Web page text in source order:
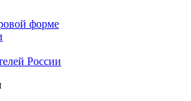
форме
России